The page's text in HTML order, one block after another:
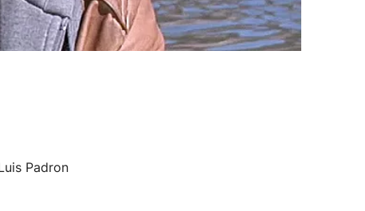
Padron